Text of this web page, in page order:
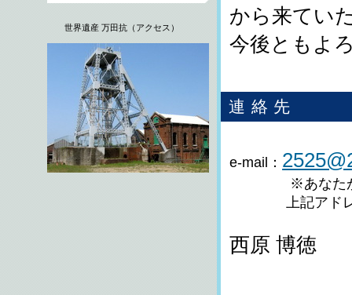
から来てい
今後ともよ
連 絡 先
e-mail：
※あなたが誰で
上記アドレス
西原 博徳
世界遺産 万田抗（アクセス）